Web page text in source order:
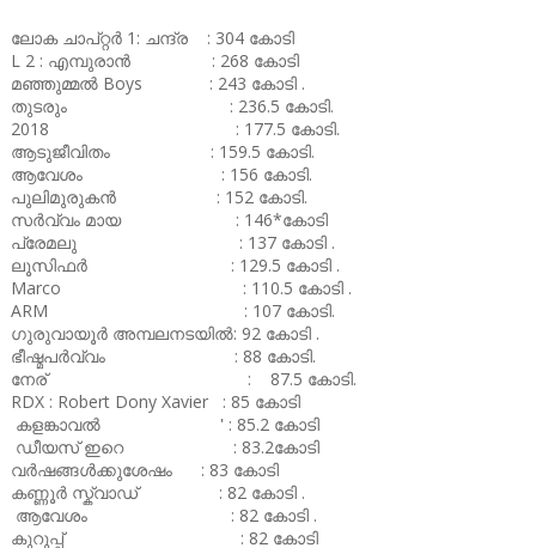
ലോക ചാപ്റ്റർ 1: ചന്ദ്ര : 304 കോടി
L 2 : എമ്പുരാൻ : 268 കോടി
മഞ്ഞുമ്മൽ Boys : 243 കോടി .
തുടരും : 236.5 കോടി.
2018 : 177.5 കോടി.
ആടുജീവിതം : 159.5 കോടി.
ആവേശം : 156 കോടി.
പുലിമുരുകൻ : 152 കോടി.
സർവ്വം മായ : 146*കോടി
പ്രേമലു : 137 കോടി .
ലൂസിഫർ : 129.5 കോടി .
Marco : 110.5 കോടി .
ARM : 107 കോടി.
ഗുരുവായൂർ അമ്പലനടയിൽ: 92 കോടി .
ഭീഷ്മപർവ്വം : 88 കോടി.
നേര് : 87.5 കോടി.
RDX : Robert Dony Xavier : 85 കോടി
കളങ്കാവൽ ' : 85.2 കോടി
ഡീയസ് ഇറെ : 83.2കോടി
വർഷങ്ങൾക്കുശേഷം : 83 കോടി
കണ്ണൂർ സ്ക്വാഡ് : 82 കോടി .
ആവേശം : 82 കോടി .
കുറുപ്പ് : 82 കോടി